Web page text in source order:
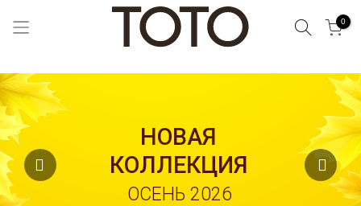
Поиск0
Content
ОСЕНЬ 2026
НОВАЯ
КОЛЛЕКЦИЯ